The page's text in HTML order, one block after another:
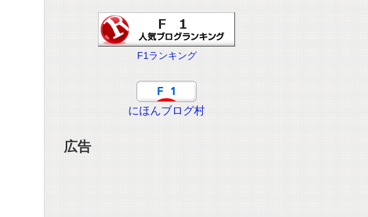
F1ランキング
にほんブログ村
広告